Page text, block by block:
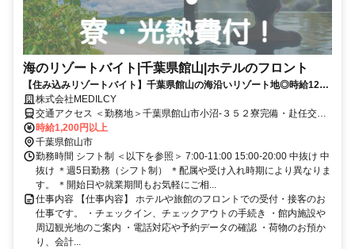
海のリゾートバイト|千葉県館山|ホテルのフロント
【住み込みリゾートバイト】千葉県館山の海沿いリゾート地◎時給1200
円！食事出勤日1食提供◎
株式会社MEDILCY
交通アクセス ＜勤務地＞千葉県館山市小沼-３５２寮完備・赴任交通
費支給！◆寮完備◆日払い最大90％対応◆最短"当日"にお仕事ご紹介
時給1,200円以上
千葉県館山市
勤務時間 シフト制 ＜以下を参照＞ 7:00-11:00 15:00-20:00 中抜け 中
抜け ＊週5日勤務（シフト制） ＊配属や受け入れ時期により異なりま
す。 ＊開始日や就業期間もお気軽にご相...
仕事内容 【仕事内容】 ホテルや旅館のフロントでの受付・接客のお
仕事です。 ・チェックイン、チェックアウトの手続き ・館内施設や
周辺観光地のご案内 ・電話対応や予約データの確認 ・荷物のお預か
り、会計...